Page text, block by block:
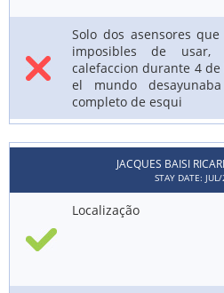
Solo dos asensores
imposibles de
calefaccion durante 4
el mundo
completo de esqui
JACQUES BAISI
STAY DATE:
Localização